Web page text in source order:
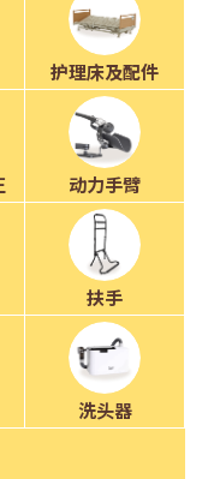
护理床及配件
动力手臂
扶手
洗头器